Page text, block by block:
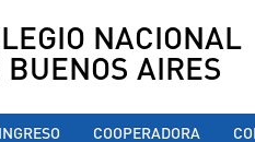
NACIONAL
BUENOS AIRES
INGRESO COOPERADORA